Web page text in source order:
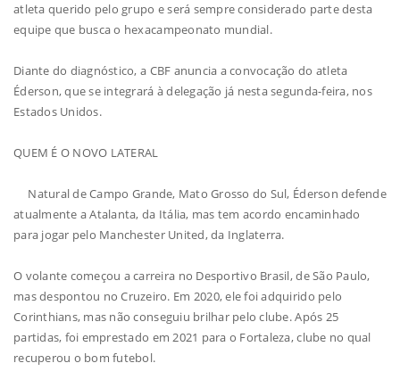
atleta querido pelo grupo e será sempre considerado parte desta
equipe que busca o hexacampeonato mundial.
Diante do diagnóstico, a CBF anuncia a convocação do atleta
Éderson, que se integrará à delegação já nesta segunda-feira, nos
Estados Unidos.
QUEM É O NOVO LATERAL
Natural de Campo Grande, Mato Grosso do Sul, Éderson defende
atualmente a Atalanta, da Itália, mas tem acordo encaminhado
para jogar pelo Manchester United, da Inglaterra.
O volante começou a carreira no Desportivo Brasil, de São Paulo,
mas despontou no Cruzeiro. Em 2020, ele foi adquirido pelo
Corinthians, mas não conseguiu brilhar pelo clube. Após 25
partidas, foi emprestado em 2021 para o Fortaleza, clube no qual
recuperou o bom futebol.